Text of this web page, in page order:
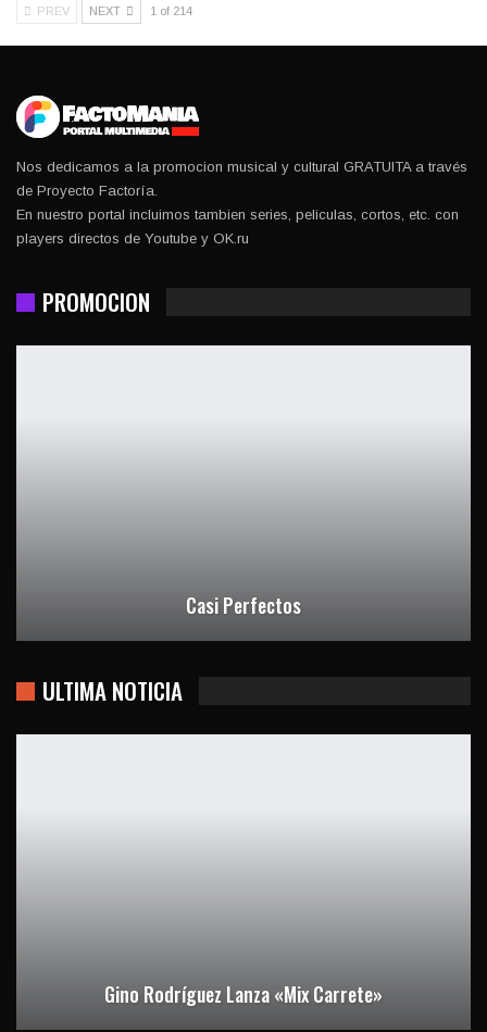
PREV NEXT 1 of 214
Nos dedicamos a la promocion musical y cultural GRATUITA a través
de Proyecto Factoría.
En nuestro portal incluimos tambien series, peliculas, cortos, etc. con
players directos de Youtube y OK.ru
PROMOCION
Casi Perfectos
ULTIMA NOTICIA
Gino Rodríguez Lanza «Mix Carrete»